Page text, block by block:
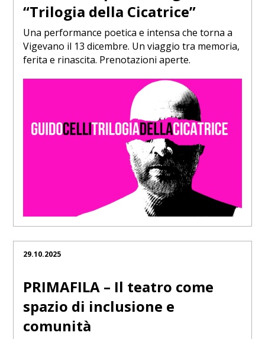
“Trilogia della Cicatrice”
Una performance poetica e intensa che torna a
Vigevano il 13 dicembre. Un viaggio tra memoria,
ferita e rinascita. Prenotazioni aperte.
29.10.2025
PRIMAFILA – Il teatro come
spazio di inclusione e
comunità